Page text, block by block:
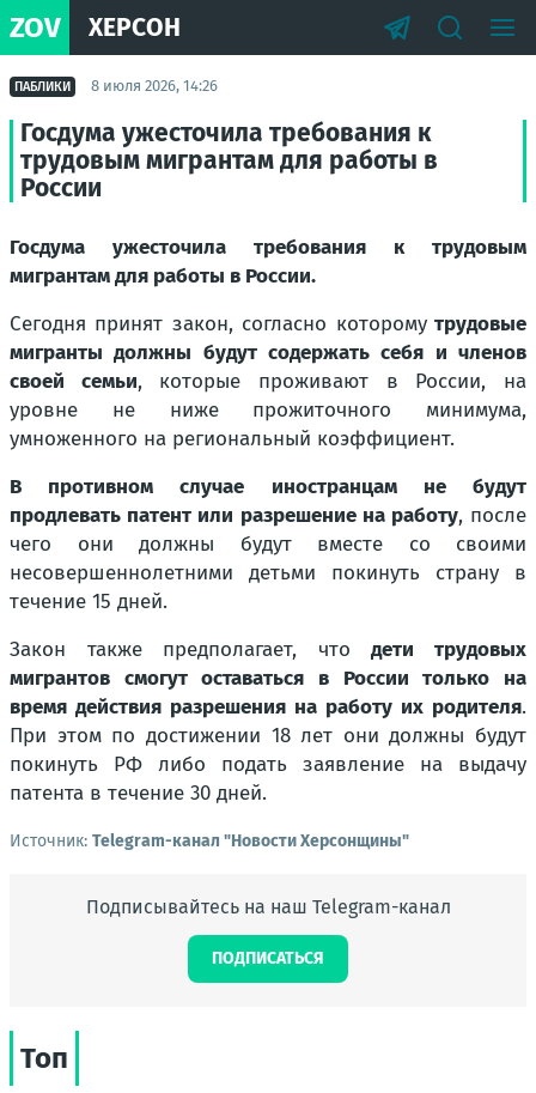
ZOV ХЕРСОН
ПАБЛИКИ 8 июля 2026, 14:26
Госдума ужесточила требования к
трудовым мигрантам для работы в
России
Госдума ужесточила требования к трудовым
мигрантам для работы в России.
Сегодня принят закон, согласно которомутрудовые
мигранты должны будут содержать себя и членов
своей семьи, которые проживают в России, на
уровне не ниже прожиточного минимума,
умноженного на региональный коэффициент.
В противном случае иностранцам не будут
продлевать патент или разрешение на работу, после
чего они должны будут вместе со своими
несовершеннолетними детьми покинуть страну в
течение 15 дней.
Закон также предполагает, чтодети трудовых
мигрантов смогут оставаться в России только на
время действия разрешения на работу их родителя.
При этом по достижении 18 лет они должны будут
покинуть РФ либо подать заявление на выдачу
патента в течение 30 дней.
Источник: Telegram-канал "Новости Херсонщины"
Подписывайтесь на наш Telegram-канал
ПОДПИСАТЬСЯ
Топ